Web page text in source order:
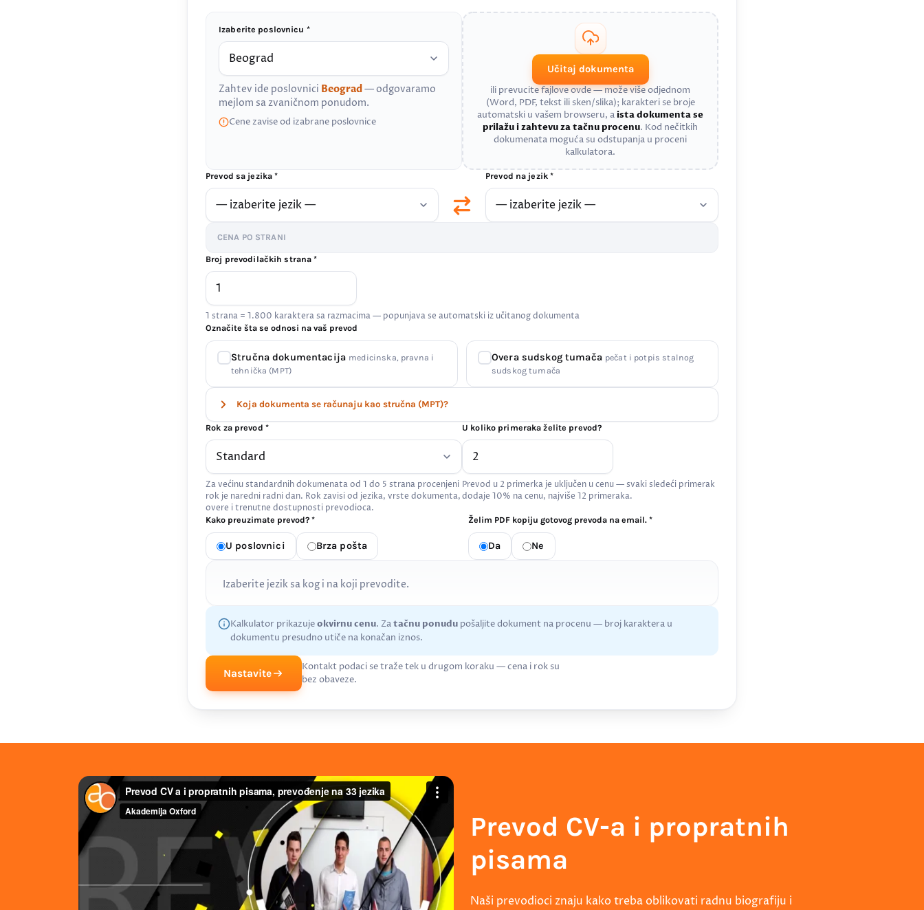
Izaberite poslovnicu *
Zahtev ide poslovnici Beograd— odgovaramo
mejlom sa zvaničnom ponudom.
Cene zavise od izabrane poslovnice
Učitaj dokumenta
ili prevucite fajlove ovde — može više odjednom
(Word, PDF, tekst ili sken/slika); karakteri se broje
automatski u vašem browseru, aista dokumenta se
prilažu i zahtevu za tačnu procenu. Kod nečitkih
dokumenata moguća su odstupanja u proceni
kalkulatora.
Prevod sa jezika * Prevod na jezik *
CENA PO STRANI
Broj prevodilačkih strana *
1 strana = 1.800 karaktera sa razmacima — popunjava se automatski iz učitanog dokumenta
Označite šta se odnosi na vaš prevod
Stručna dokumentacija medicinska, pravna i
tehnička (MPT)
Overa sudskog tumača pečat i potpis stalnog
sudskog tumača
Koja dokumenta se računaju kao stručna (MPT)?
Rok za prevod *
Za većinu standardnih dokumenata od 1 do 5 strana procenjeni
rok je naredni radni dan. Rok zavisi od jezika, vrste dokumenta,
overe i trenutne dostupnosti prevodioca.
U koliko primeraka želite prevod?
Prevod u 2 primerka je uključen u cenu — svaki sledeći primerak
dodaje 10% na cenu, najviše 12 primeraka.
Kako preuzimate prevod? *
U poslovnici Brza pošta
Želim PDF kopiju gotovog prevoda na email. *
Da Ne
Izaberite jezik sa kog i na koji prevodite.
Kalkulator prikazujeokvirnu cenu. Zatačnu ponudu pošaljite dokument na procenu — broj karaktera u
dokumentu presudno utiče na konačan iznos.
Nastavite
Kontakt podaci se traže tek u drugom koraku — cena i rok su
bez obaveze.
Prevod CV-a i propratnih
pisama
Naši prevodioci znaju kako treba oblikovati radnu biografiju i